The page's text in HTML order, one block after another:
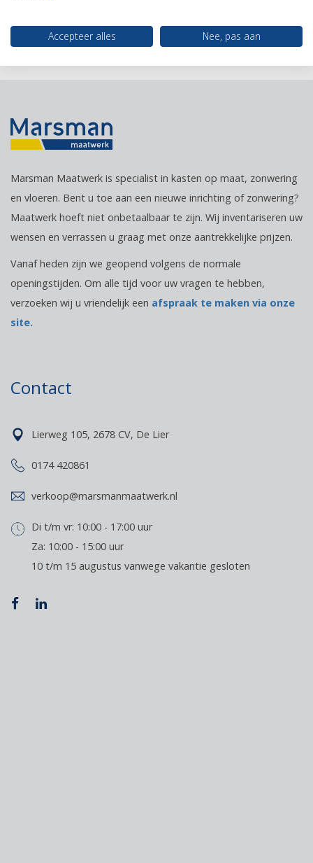
Marsman Maatwerk is specialist in kasten op maat, zonwering
en vloeren. Bent u toe aan een nieuwe inrichting of zonwering?
Maatwerk hoeft niet onbetaalbaar te zijn. Wij inventariseren uw
wensen en verrassen u graag met onze aantrekkelijke prijzen.
Vanaf heden zijn we geopend volgens de normale
openingstijden. Om alle tijd voor uw vragen te hebben,
verzoeken wij u vriendelijk een afspraak te maken via onze
site.
Contact
Lierweg 105, 2678 CV, De Lier
0174 420861
verkoop@marsmanmaatwerk.nl
Di t/m vr: 10:00 - 17:00 uur
Za: 10:00 - 15:00 uur
10 t/m 15 augustus vanwege vakantie gesloten
Accepteer alles Nee, pas aan